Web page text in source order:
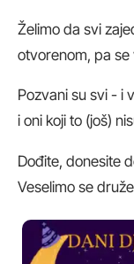
Želimo da svi
otvorenom, pa se
Pozvani su svi - i
i oni koji to (još)
Dođite, donesite
Veselimo se